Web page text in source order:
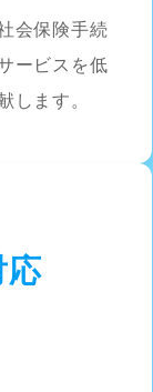
会保険手続
ービスを低
します。
応